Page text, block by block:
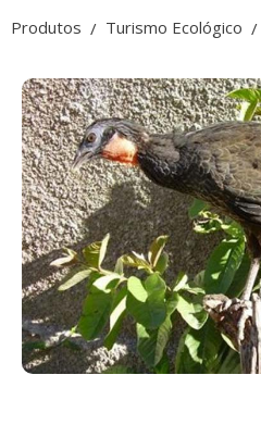
Produtos / Turismo Ecológico /